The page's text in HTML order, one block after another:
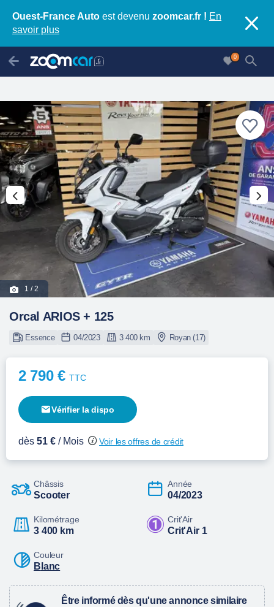
Ouest-France Auto est devenu zoomcar.fr ! En
savoir plus
0
1 / 2
Orcal ARIOS + 125
Essence 04/2023 3 400 km Royan (17)
2 790 €TTC
Vérifier la dispo
dès 51 € / Mois Voir les offres de crédit
Châssis
Scooter
Année
04/2023
Kilométrage
3 400 km
Crit'Air
Crit'Air 1
Couleur
Blanc
Être informé dès qu'une annonce similaire